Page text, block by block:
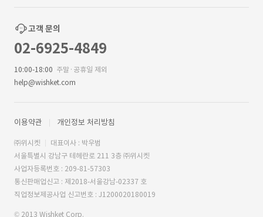
고객 문의
02-6925-4849
10:00-18:00 주말·공휴일 제외
help@wishket.com
이용약관 개인정보 처리방침
㈜위시켓
대표이사 : 박우범
서울특별시 강남구 테헤란로 211 3층 ㈜위시켓
사업자등록번호 : 209-81-57303
통신판매업신고 : 제2018-서울강남-02337 호
직업정보제공사업 신고번호 : J1200020180019
© 2013 Wishket Corp.